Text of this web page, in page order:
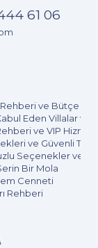
61 06
ve Bütçe
Eden Villalar ve
ve VIP
ve Güvenli
Seçenekler ve
Bir Mola
Cenneti
Rehberi